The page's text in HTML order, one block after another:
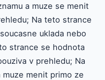
a muze se menit
Na teto strance
uklada nebo
strance se hodnota
v prehledu; Na
menit primo ze